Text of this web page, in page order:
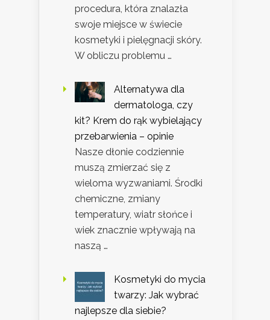
procedura, która znalazła
swoje miejsce w świecie
kosmetyki i pielęgnacji skóry.
W obliczu problemu …
Alternatywa dla
dermatologa, czy
kit? Krem do rąk wybielający
przebarwienia – opinie
Nasze dłonie codziennie
muszą zmierzać się z
wieloma wyzwaniami. Środki
chemiczne, zmiany
temperatury, wiatr słońce i
wiek znacznie wpływają na
naszą …
Kosmetyki do mycia
twarzy: Jak wybrać
najlepsze dla siebie?